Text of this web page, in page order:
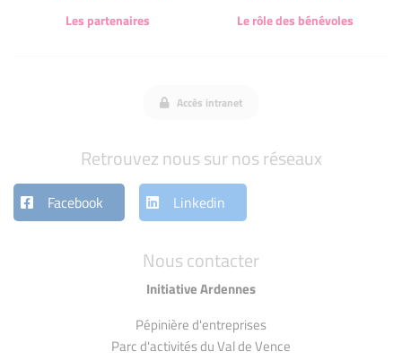
Nous contacter
Initiative Ardennes
Pépinière d'entreprises
Parc d'activités du Val de Vence
Les partenaires
Le rôle des bénévoles
Accès intranet
Retrouvez nous sur nos réseaux
Facebook Linkedin